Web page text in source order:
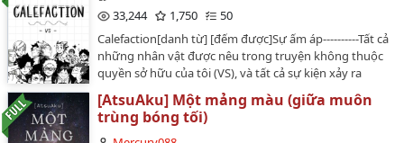
33,244
1,750
50
Calefaction[danh từ] [đếm được]Sự ấm áp----------Tất cả
những nhân vật được nêu trong truyện không thuộc
quyền sở hữu của tôi (VS), và tất cả sự kiện xảy ra
trong truyện chỉ là sản phẩm thuộc trí tưởng tượng
của tôi (VS).…
[AtsuAku] Một mảng màu (giữa muôn
trùng bóng tối)